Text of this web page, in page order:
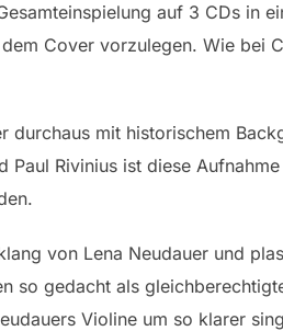
auf 3 CDs in
Cover vorzulegen. Wie bei
durchaus mit historischem
Paul Rivinius ist diese
von Lena Neudauer und
so gedacht als
Violine um so klarer